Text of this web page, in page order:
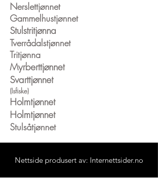
Nerslettjønnet
Gammelhustjønnet
Stulstritjønna
Tverrådalstjønnet
Tritjønna
Myrberttjønnet
Svarttjønnet
(Isfiske)
Holmtjønnet
Holmtjønnet
Stulsåtjønnet
Nettside produsert av: Internettsider.no